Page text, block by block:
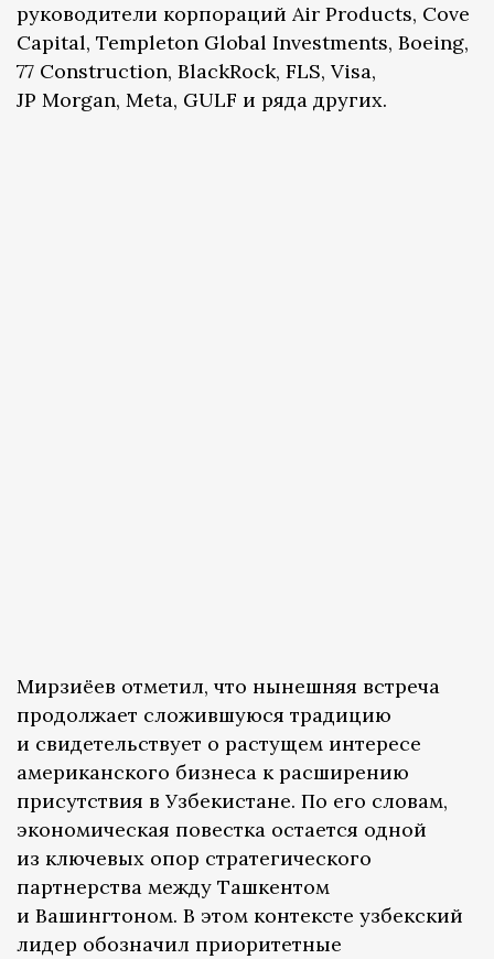
руководители корпораций Air Products, Cove
Capital, Templeton Global Investments, Boeing,
77 Construction, BlackRock, FLS, Visa,
JP Morgan, Meta, GULF и ряда других.
Мирзиёев отметил, что нынешняя встреча
продолжает сложившуюся традицию
и свидетельствует о растущем интересе
американского бизнеса к расширению
присутствия в Узбекистане. По его словам,
экономическая повестка остается одной
из ключевых опор стратегического
партнерства между Ташкентом
и Вашингтоном. В этом контексте узбекский
лидер обозначил приоритетные